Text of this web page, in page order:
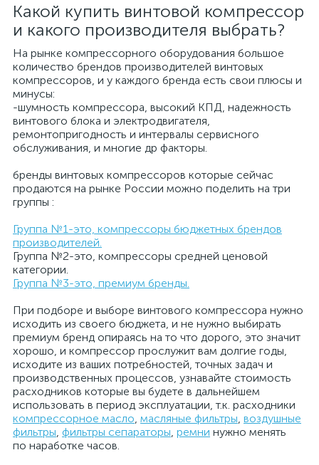
Какой купить винтовой компрессор
и какого производителя выбрать?
На рынке компрессорного оборудования большое
количество брендов производителей винтовых
компрессоров, и у каждого бренда есть свои плюсы и
минусы:
-шумность компрессора, высокий КПД, надежность
винтового блока и электродвигателя,
ремонтопригодность и интервалы сервисного
обслуживания, и многие др факторы.
бренды винтовых компрессоров которые сейчас
продаются на рынке России можно поделить на три
группы :
Группа №1-это, компрессоры бюджетных брендов
производителей.
Группа №2-это, компрессоры средней ценовой
категории.
Группа №3-это, премиум бренды.
При подборе и выборе винтового компрессора нужно
исходить из своего бюджета, и не нужно выбирать
премиум бренд опираясь на то что дорого, это значит
хорошо, и компрессор прослужит вам долгие годы,
исходите из ваших потребностей, точных задач и
производственных процессов, узнавайте стоимость
расходников которые вы будете в дальнейшем
использовать в период эксплуатации, т.к. расходники
компрессорное масло, масляные фильтры, воздушные
фильтры, фильтры сепараторы, ремни нужно менять
по наработке часов.